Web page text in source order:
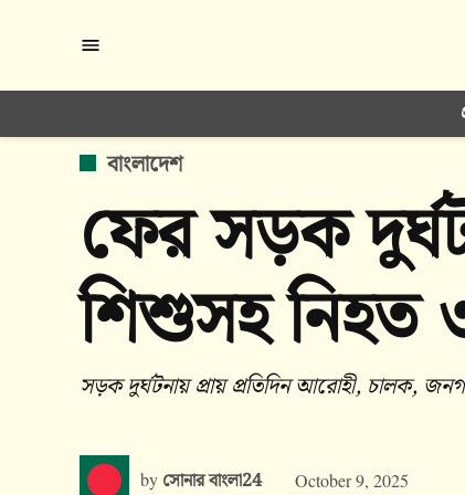
content
POSTED
বাংলাদেশ
ফের সড়ক
শিশুসহ নিহত
সড়ক দুর্ঘটনায় প্রায় প্রতিদিন আরোহী, চালক,
by সোনার বাংলা24 October 9, 2025